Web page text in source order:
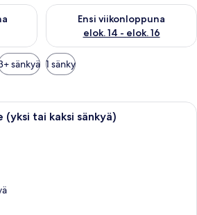
saatavuus elok. 7 - elok. 9
Ensi viikonloppuna
elok. 14 - elok. 16
Tarkista ensi viikonlopun
sänkyä 1 sänky
Hotellihuone, jossa on kaksi
(yksi tai kaksi sänkyä)